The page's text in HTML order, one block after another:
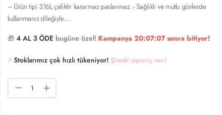
– Ürün tipi 316L çeliktir kararmaz paslanmaz .- Sağlıklı ve mutlu günlerde
kullanmanız dileğiyle…
🎁 4 AL 3 ÖDE bugüne özel! Kampanya 20:07:06sonra bitiyor!
⚡️ Stoklarımız çok hızlı tükeniyor! Şimdi sipariş ver!